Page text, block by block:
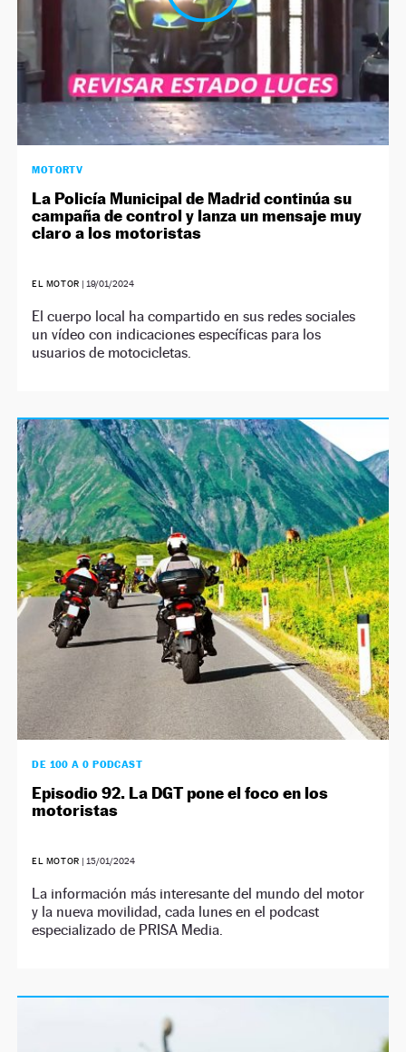
MOTORTV
La Policía Municipal de Madrid continúa su
campaña de control y lanza un mensaje muy
claro a los motoristas
EL MOTOR | 19/01/2024
El cuerpo local ha compartido en sus redes sociales
un vídeo con indicaciones específicas para los
usuarios de motocicletas.
DE 100 A 0 PODCAST
Episodio 92. La DGT pone el foco en los
motoristas
EL MOTOR | 15/01/2024
La información más interesante del mundo del motor
y la nueva movilidad, cada lunes en el podcast
especializado de PRISA Media.